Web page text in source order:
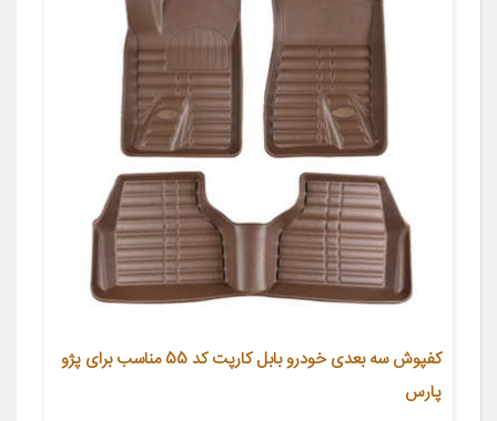
کفپوش سه بعدی خودرو بابل کارپت کد 55 مناسب برای پژو
پارس